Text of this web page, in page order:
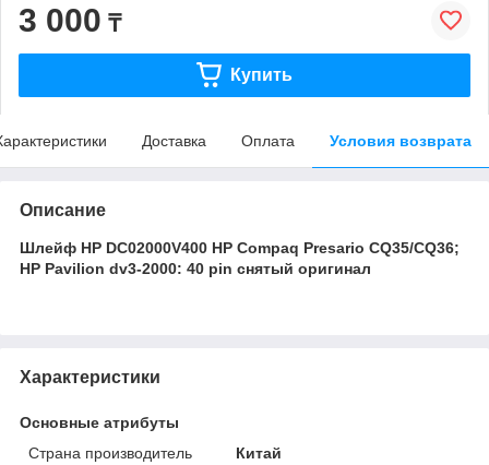
3 000 ₸
Купить
Доставка Оплата Условия возврата
Описание
Шлейф HP DC02000V400 HP Compaq Presario CQ35/CQ36;
HP Pavilion dv3-2000: 40 pin снятый оригинал
Характеристики
Основные атрибуты
Страна производитель
Китай